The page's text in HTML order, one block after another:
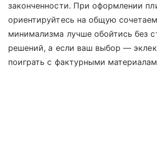
законченности. При оформлении
ориентируйтесь на общую
минимализма лучше обойтись без
решений, а если ваш выбор —
поиграть с фактурными